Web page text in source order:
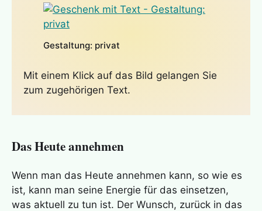
Gestaltung: privat
Mit einem Klick auf das Bild gelangen Sie
zum zugehörigen Text.
Das Heute annehmen
Wenn man das Heute annehmen kann, so wie es
ist, kann man seine Energie für das einsetzen,
was aktuell zu tun ist. Der Wunsch, zurück in das